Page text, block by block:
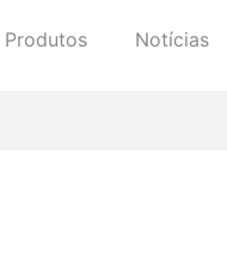
Produtos Notícias